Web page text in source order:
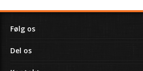
Følg os
Del os